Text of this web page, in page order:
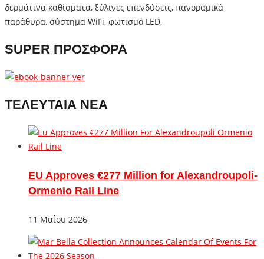
δερμάτινα καθίσματα, ξύλινες επενδύσεις, πανοραμικά
παράθυρα, σύστημα WiFi, φωτισμό LED,
SUPER ΠΡΟΣΦΟΡΑ
ΤΕΛΕΥΤΑΙΑ ΝΕΑ
EU Approves €277 Million for Alexandroupoli-
Ormenio Rail Line
11 Μαΐου 2026